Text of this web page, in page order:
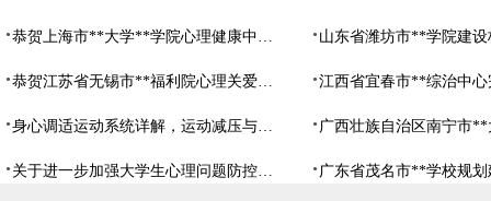
恭贺上海市**大学**学院心理健康中心建设项目由阳光心健代理商中标
恭贺江苏省无锡市**福利院心理关爱中心建设项目由阳光心健代理商中标
身心调适运动系统详解，运动减压与心理调适全指南
关于进一步加强大学生心理问题防控，防控大学生心理危机